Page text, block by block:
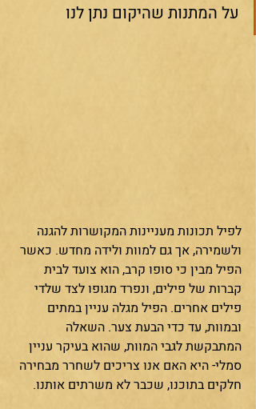
על המתנות שהיקום נתן לנו
לפיל תכונות מעניינות המקושרות להגנה
ולשמירה, אך גם למוות ולידה מחדש. כאשר
הפיל מבין כי סופו קרב, הוא צועד לבית
קברות של פילים, ונפרד מגופו לצד שלדי
פילים אחרים. הפיל מגלה עניין במתים
ובמוות, עד כדי הבעת צער. השאלה
המתבקשת לגבי המוות, שהוא בעיקר עניין
סמלי- היא האם אנו צריכים לשחרר מבחירה
חלקים בתוכנו, שכבר לא משרתים אותנו.